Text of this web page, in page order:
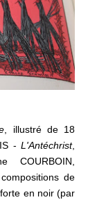
, illustré de 18
- L'Antéchrist,
COURBOIN,
de
en noir (par